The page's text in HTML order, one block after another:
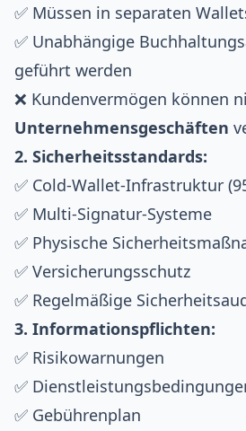
✅ Müssen in separaten
✅ Unabhängige
geführt werden
❌ Kundenvermögen können
Unternehmensgeschäften
2. Sicherheitsstandards:
✅ Cold-Wallet-Infrastruktur
✅ Multi-Signatur-Systeme
✅ Physische
✅ Versicherungsschutz
✅ Regelmäßige
3. Informationspflichten:
✅ Risikowarnungen
✅
✅ Gebührenplan